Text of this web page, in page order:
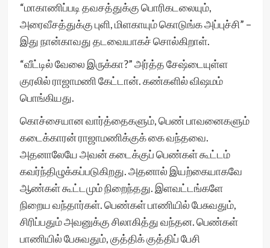
“மாகாணிப்படி தவசத்துக்கு பொரிகடலையும்,
அரைவீசத்துக்கு புளி, மிளகாயும் கொடுங்க அப்புச்சி” –
இது நான்காவது தடவையாகச் சொல்கிறாள்.
“வீட்டில் வேலை இருக்கா?” அர்த்த சேஷ்டையுள்ள
குரலில் ராஜாமணி கேட்டான். கண்களில் விஷமம்
பொங்கியது.
கொச்சையான வார்த்தைகளும், பெண் பாவனைகளும்
கடைக்காரன் ராஜாமணிக்குக் கை வந்தவை.
அதனாலேயே அவன் கடைக்குப் பெண்கள் கூட்டம்
கவர்ந்திழுக்கப்படுகிறது. அதனால் இயற்கையாகவே
ஆண்கள் கூட்டமும் நிறைந்தது. இளவட்டங்களே
நிறைய வந்தார்கள். பெண்கள் பாணியில் பேசுவதும்,
சிரிப்பதும் அவனுக்கு சிலாகித்து வந்தன. பெண்கள்
பாணியில் பேசுவதும், குத்திக் குத்திப் பேசி